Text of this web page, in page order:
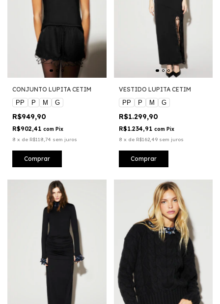
CONJUNTO LUPITA CETIM
PP
P M G
R$949,90
R$902,41 com Pix
8 x de R$118,74 sem juros
Comprar
VESTIDO LUPITA CETIM
PP
P M G
R$1.299,90
R$1.234,91 com Pix
8 x de R$162,49 sem juros
Comprar